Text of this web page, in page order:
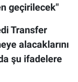
geçirilecek"
Transfer
alacaklarını
şu ifadelere